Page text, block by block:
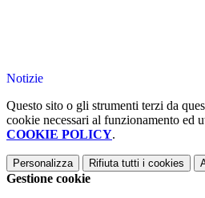
Notizie
Questo sito o gli strumenti terzi da
cookie necessari al funzionamento ed
COOKIE POLICY.
Personalizza Rifiuta tutti i cookies
Gestione cookie